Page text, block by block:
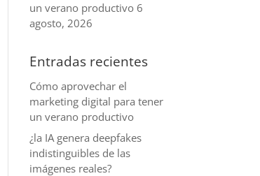
un verano productivo 6
agosto, 2026
Entradas recientes
Cómo aprovechar el
marketing digital para tener
un verano productivo
¿la IA genera deepfakes
indistinguibles de las
imágenes reales?